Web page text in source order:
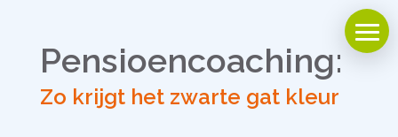
Pensioen­coaching:
Zo krijgt het zwarte gat kleur